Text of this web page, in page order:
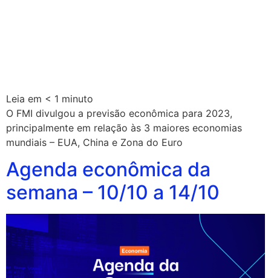
Leia em < 1 minuto
O FMI divulgou a previsão econômica para 2023,
principalmente em relação às 3 maiores economias
mundiais – EUA, China e Zona do Euro
Agenda econômica da
semana – 10/10 a 14/10